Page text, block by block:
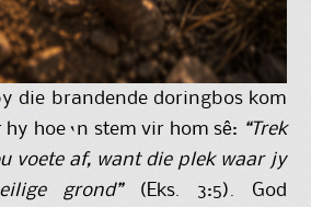
die brandende doringbos kom
hy hoe ‘n stem vir hom sê: “Trek
voete af, want die plek waar jy
grond”(Eks. 3:5). God